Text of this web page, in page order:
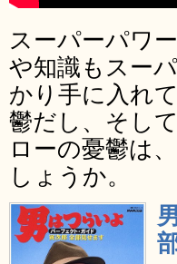
スーパーパワ
や知識もスー
かり手に入れ
鬱だし、そし
ローの憂鬱は
しょうか。